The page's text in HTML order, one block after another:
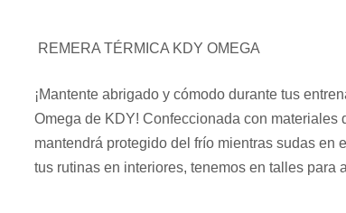
REMERA TÉRMICA KDY OMEGA
¡Mantente abrigado y cómodo durante tus
Omega de KDY! Confeccionada con materiales
mantendrá protegido del frío mientras sudas en
tus rutinas en interiores, tenemos en talles para